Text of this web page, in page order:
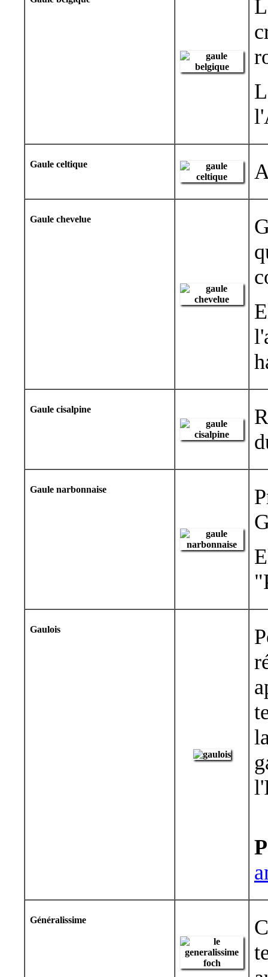
Gaule celtique
Gaule chevelue
Gaule cisalpine
Gaule narbonnaise
Gaulois
Généralissime